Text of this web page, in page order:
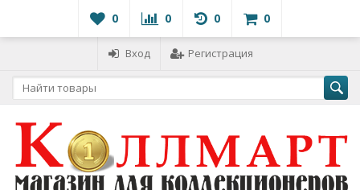
0 0 0 0
Вход Регистрация